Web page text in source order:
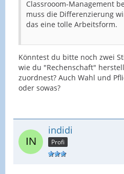
Classrooom-Management
muss die Differenzierung
das eine tolle Arbeitsform.
Könntest du bitte noch zwei
wie du "Rechenschaft"
zuordnest? Auch Wahl und
oder sowas?
indidi
Profi